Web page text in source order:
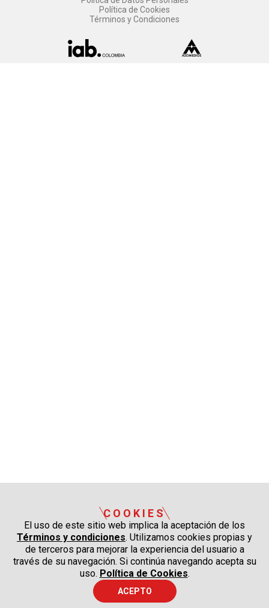
Política de Cookies
Términos y Condiciones
COOKIES
El uso de este sitio web implica la aceptación de los
Términos y condiciones. Utilizamos cookies propias y
de terceros para mejorar la experiencia del usuario a
través de su navegación. Si continúa navegando acepta su
uso. Política de Cookies.
ACEPTO